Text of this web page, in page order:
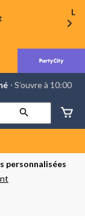
La
⋅ S’ouvre à 10:00
personnalisées